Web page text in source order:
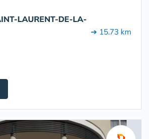
LAURENT-DE-LA-
➔ 15.73 km